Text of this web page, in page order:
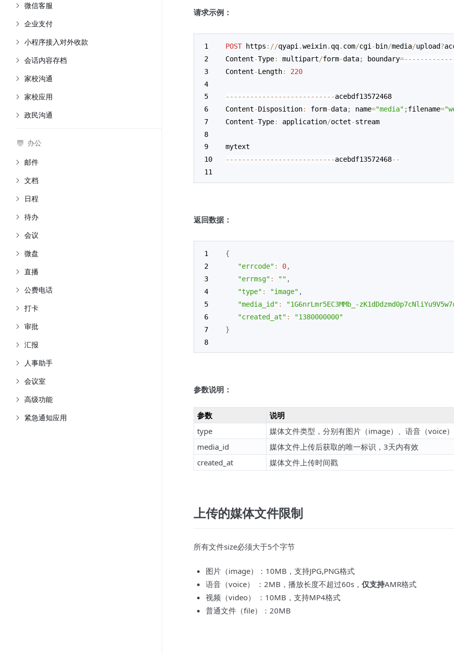
微信客服
企业支付
小程序接入对外收款
会话内容存档
家校沟通
家校应用
政民沟通
办公
邮件
文档
日程
待办
会议
微盘
直播
公费电话
打卡
审批
汇报
人事助手
会议室
高级功能
紧急通知应用
请求示例：
POST https : //qyapi .weixin. qq. com/cgi - bin/media/upload?
Content-Type: multipart/form-data; boundary=-- -- -- -- -- --
Content-Length: 220
-- -- -- -- -- -- -- -- -- -- -- -- -- -acebdf13572468
Content-Disposition: form-data; name="media" ;filename=
Content-Type: application/octet-stream
mytext
-- -- -- -- -- -- -- -- -- -- -- -- -- -acebdf13572468--
返回数据：
{
"errcode" : 0,
"errmsg" : "" ,
"type" : "image" ,
"media_id" : "1G6nrLmr5EC3MMb_-
"created_at" :
"1380000000"
}
参数说明：
参数
说明
type
媒体文件类型，分别有图片（image）、语音（voice
media_id
媒体文件上传后获取的唯一标识，3天内有效
created_at
媒体文件上传时间戳
上传的媒体文件限制
所有文件size必须大于5个字节
图片（image）：10MB，支持JPG,PNG格式
语音（voice） ：2MB，播放长度不超过60s， 仅支持AMR格式
视频（video） ：10MB，支持MP4格式
普通文件（file）：20MB